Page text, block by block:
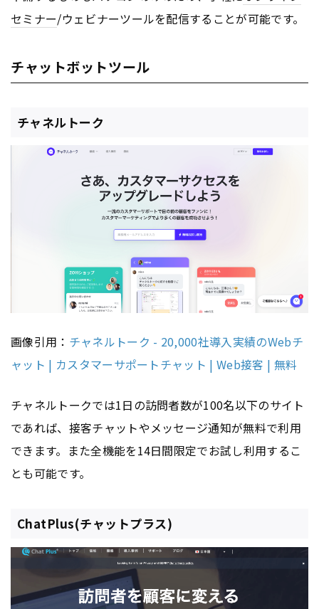
セミナー/ウェビナーツールを配信することが可能です。
チャットボットツール
チャネルトーク
画像引用： チャネルトーク - 20,000社導入実績のWebチ
ャット | カスタマーサポートチャット | Web接客 | 無料
チャネルトークでは1日の訪問者数が100名以下のサイト
であれば、接客チャットやメッセージ通知が無料で利用
できます。また全機能を14日間限定でお試し利用するこ
とも可能です。
ChatPlus(チャットプラス)